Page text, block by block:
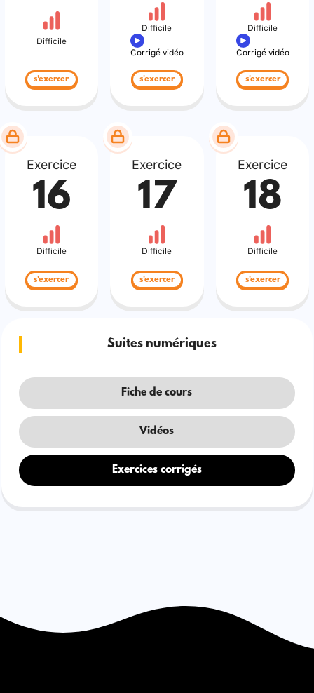
Difficile
s'exercer
Difficile
Corrigé vidéo
s'exercer
Difficile
Corrigé vidéo
s'exercer
Exercice
16
Difficile
s'exercer
Exercice
17
Difficile
s'exercer
Exercice
18
Difficile
s'exercer
Suites numériques
Fiche de cours
Vidéos
Exercices corrigés